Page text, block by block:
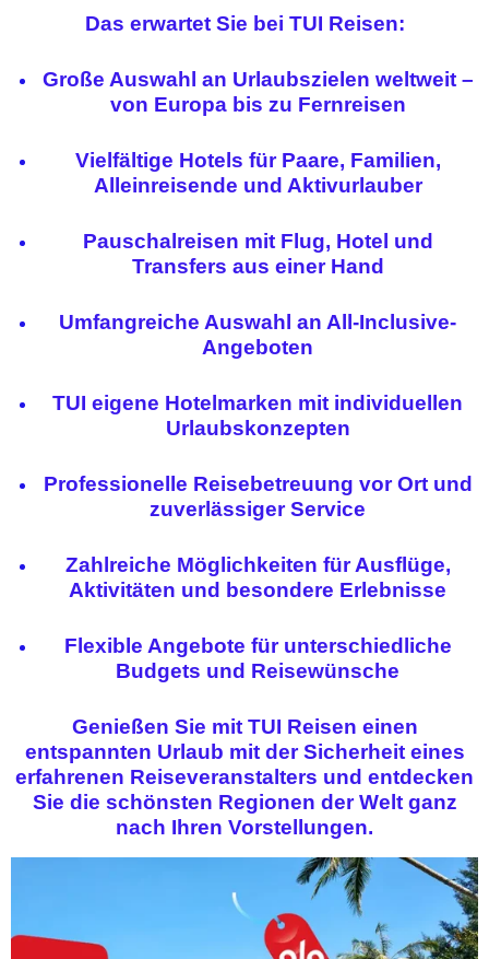
Das erwartet Sie bei TUI Reisen:
Große Auswahl an Urlaubszielen weltweit –
von Europa bis zu Fernreisen
Vielfältige Hotels für Paare, Familien,
Alleinreisende und Aktivurlauber
Pauschalreisen mit Flug, Hotel und
Transfers aus einer Hand
Umfangreiche Auswahl an All-Inclusive-
Angeboten
TUI eigene Hotelmarken mit individuellen
Urlaubskonzepten
Professionelle Reisebetreuung vor Ort und
zuverlässiger Service
Zahlreiche Möglichkeiten für Ausflüge,
Aktivitäten und besondere Erlebnisse
Flexible Angebote für unterschiedliche
Budgets und Reisewünsche
Genießen Sie mit TUI Reisen einen
entspannten Urlaub mit der Sicherheit eines
erfahrenen Reiseveranstalters und entdecken
Sie die schönsten Regionen der Welt ganz
nach Ihren Vorstellungen.